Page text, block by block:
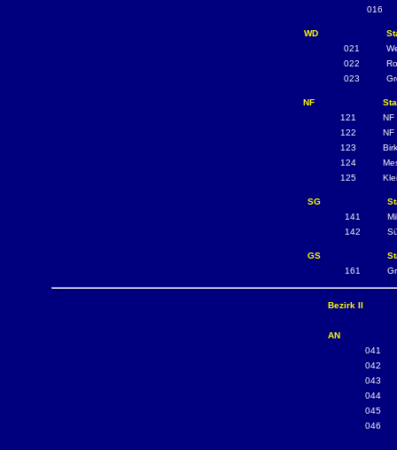
016
WD
021
022
023
NF
121
NF
122
NF
123
124
125
SG
141
142
GS
161
Bezirk II
AN
041
042
043
044
045
046